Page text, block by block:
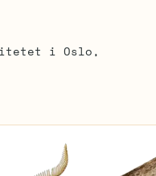
i Oslo